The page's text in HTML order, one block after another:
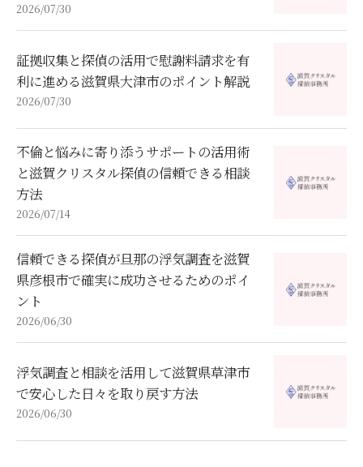
2026/07/30
証拠収集と探偵の活用で慰謝料請求を有
利に進める滋賀県大津市のポイント解説
2026/07/30
不倫と悩みに寄り添うサポートの活用術
と滋賀クリスタル探偵の信頼できる相談
方法
2026/07/14
信頼できる探偵が旦那の浮気調査を滋賀
県彦根市で確実に成功させるためのポイ
ント
2026/06/30
浮気調査と相談を活用して滋賀県草津市
で安心した日々を取り戻す方法
2026/06/30